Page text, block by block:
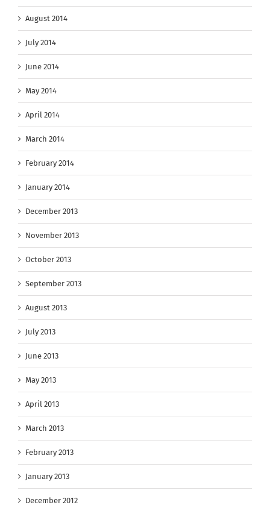
August 2014
July 2014
June 2014
May 2014
April 2014
March 2014
February 2014
January 2014
December 2013
November 2013
October 2013
September 2013
August 2013
July 2013
June 2013
May 2013
April 2013
March 2013
February 2013
January 2013
December 2012